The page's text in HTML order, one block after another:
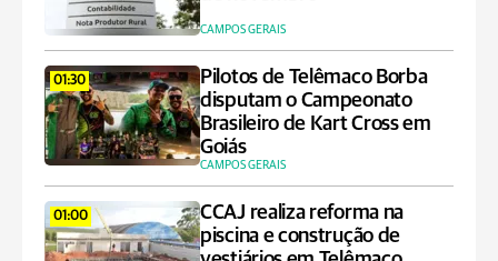
CAMPOS GERAIS
01:30
Pilotos de Telêmaco Borba
disputam o Campeonato
Brasileiro de Kart Cross em
Goiás
CAMPOS GERAIS
01:00
CCAJ realiza reforma na
piscina e construção de